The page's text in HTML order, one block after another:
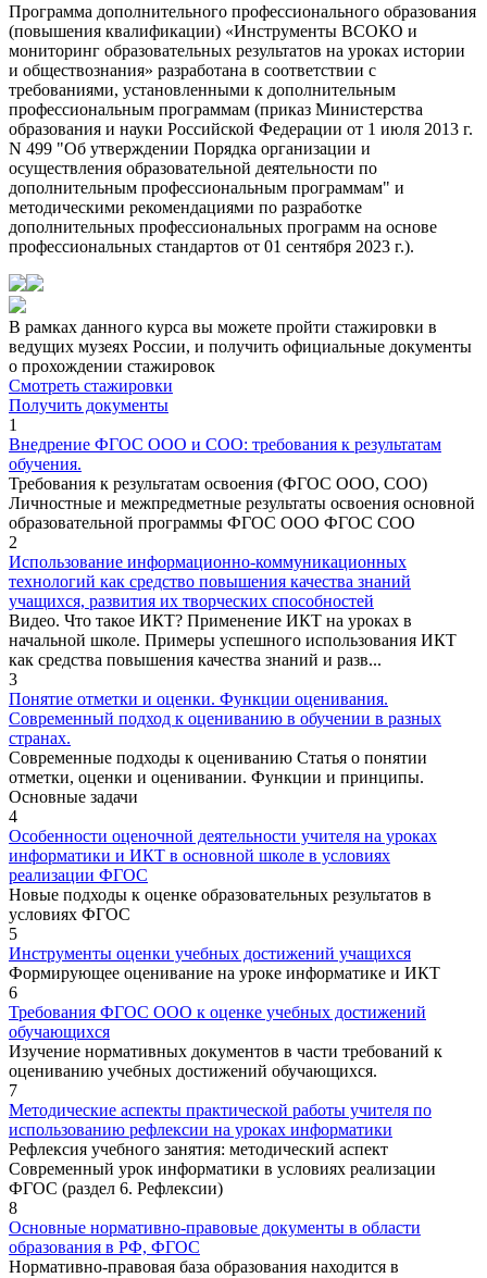
Программа дополнительного профессионального образования
(повышения квалификации) «Инструменты ВСОКО и
мониторинг образовательных результатов на уроках истории
и обществознания» разработана в соответствии с
требованиями, установленными к дополнительным
профессиональным программам (приказ Министерства
образования и науки Российской Федерации от 1 июля 2013 г.
N 499 "Об утверждении Порядка организации и
осуществления образовательной деятельности по
дополнительным профессиональным программам" и
методическими рекомендациями по разработке
дополнительных профессиональных программ на основе
профессиональных стандартов от 01 сентября 2023 г.).
В рамках данного курса вы можете пройти стажировки в
ведущих музеях России, и получить официальные документы
о прохождении стажировок
Смотреть стажировки
Получить документы
1
Внедрение ФГОС ООО и СОО: требования к результатам
обучения.
Требования к результатам освоения (ФГОС ООО, СОО)
Личностные и межпредметные результаты освоения основной
образовательной программы ФГОС ООО ФГОС СОО
2
Использование информационно-коммуникационных
технологий как средство повышения качества знаний
учащихся, развития их творческих способностей
Видео. Что такое ИКТ? Применение ИКТ на уроках в
начальной школе. Примеры успешного использования ИКТ
как средства повышения качества знаний и разв...
3
Понятие отметки и оценки. Функции оценивания.
Современный подход к оцениванию в обучении в разных
странах.
Современные подходы к оцениванию Статья о понятии
отметки, оценки и оценивании. Функции и принципы.
Основные задачи
4
Особенности оценочной деятельности учителя на уроках
информатики и ИКТ в основной школе в условиях
реализации ФГОС
Новые подходы к оценке образовательных результатов в
условиях ФГОС
5
Инструменты оценки учебных достижений учащихся
Формирующее оценивание на уроке информатике и ИКТ
6
Требования ФГОС ООО к оценке учебных достижений
обучающихся
Изучение нормативных документов в части требований к
оцениванию учебных достижений обучающихся.
7
Методические аспекты практической работы учителя по
использованию рефлексии на уроках информатики
Рефлексия учебного занятия: методический аспект
Современный урок информатики в условиях реализации
ФГОС (раздел 6. Рефлексии)
8
Основные нормативно-правовые документы в области
образования в РФ, ФГОС
Нормативно-правовая база образования находится в